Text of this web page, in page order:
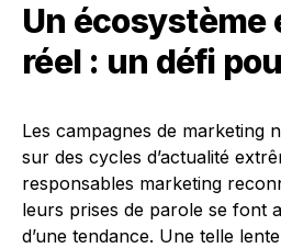
Un écosystème
réel : un défi
Les campagnes de marketing
sur des cycles d’actualité
responsables marketing
leurs prises de parole se font
d’une tendance. Une telle